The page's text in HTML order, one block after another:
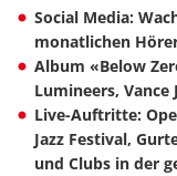
Social Media:
monatlichen
Album «Below
Lumineers, Vance
Live-Auftritte:
Jazz Festival,
und Clubs in der